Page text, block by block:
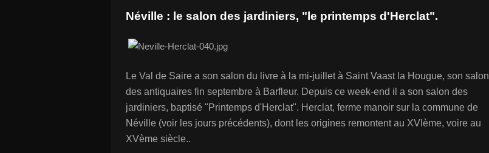
Néville : le salon des jardiniers, "le printemps d'Herclat".
Le Val de Saire a son salon du livre à la mi-juillet à Saint Vaast la Hougue, son salon
des antiquaires fin septembre à Barfleur. Depuis ce week-end il a son salon des
jardiniers, baptisé "Printemps d'Herclat". Herclat, ferme manoir sur la commune de
Néville (voir les jours précédents), dont les origines remontent au XVIème, voire au
XVème siècle..